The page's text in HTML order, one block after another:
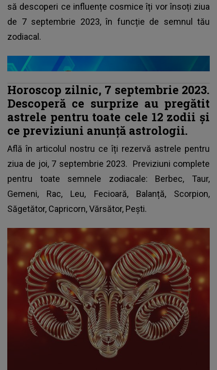
să descoperi ce influențe cosmice îți vor însoți ziua
de 7 septembrie 2023, în funcție de semnul tău
zodiacal.
Horoscop zilnic, 7 septembrie 2023.
Descoperă ce surprize au pregătit
astrele pentru toate cele 12 zodii și
ce previziuni anunță astrologii.
Află în articolul nostru ce îți rezervă astrele pentru
ziua de joi, 7 septembrie 2023. Previziuni complete
pentru toate semnele zodiacale: Berbec, Taur,
Gemeni, Rac, Leu, Fecioară, Balanță, Scorpion,
Săgetător, Capricorn, Vărsător, Pești.